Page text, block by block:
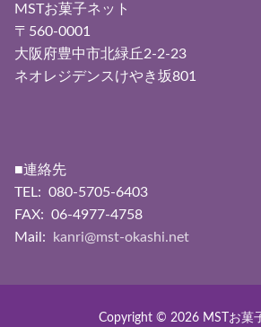
MSTお菓子ネット
〒560-0001
大阪府豊中市北緑丘2-2-23
ネオレジデンスけやき坂801
■連絡先
TEL: 080-5705-6403
FAX: 06-4977-4758
Mail:
kanri@mst-okashi.net
Copyright © 2026 MSTお菓